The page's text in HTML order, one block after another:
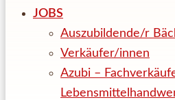
JOBS
Auszubildende/r
Verkäufer/innen
Azubi –